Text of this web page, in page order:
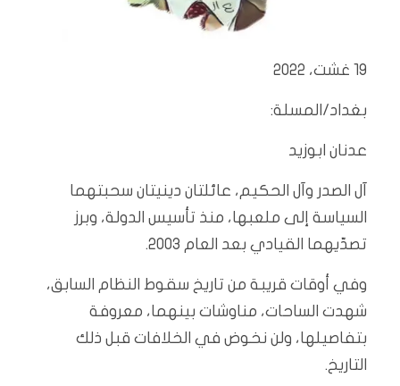
19 غشت، 2022
بغداد/المسلة:
عدنان ابوزيد
آل الصدر وآل الحكيم، عائلتان دينيتان سحبتهما
السياسة إلى ملعبها، منذ تأسيس الدولة، وبرز
تصدّيهما القيادي بعد العام 2003.
وفي أوقات قريبة من تاريخ سقوط النظام السابق،
شهدت الساحات، مناوشات بينهما، معروفة
بتفاصيلها، ولن نخوض في الخلافات قبل ذلك
التاريخ.